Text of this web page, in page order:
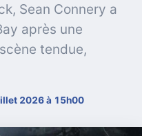
Sean Connery a
après une
tendue,
2026 à 15h00